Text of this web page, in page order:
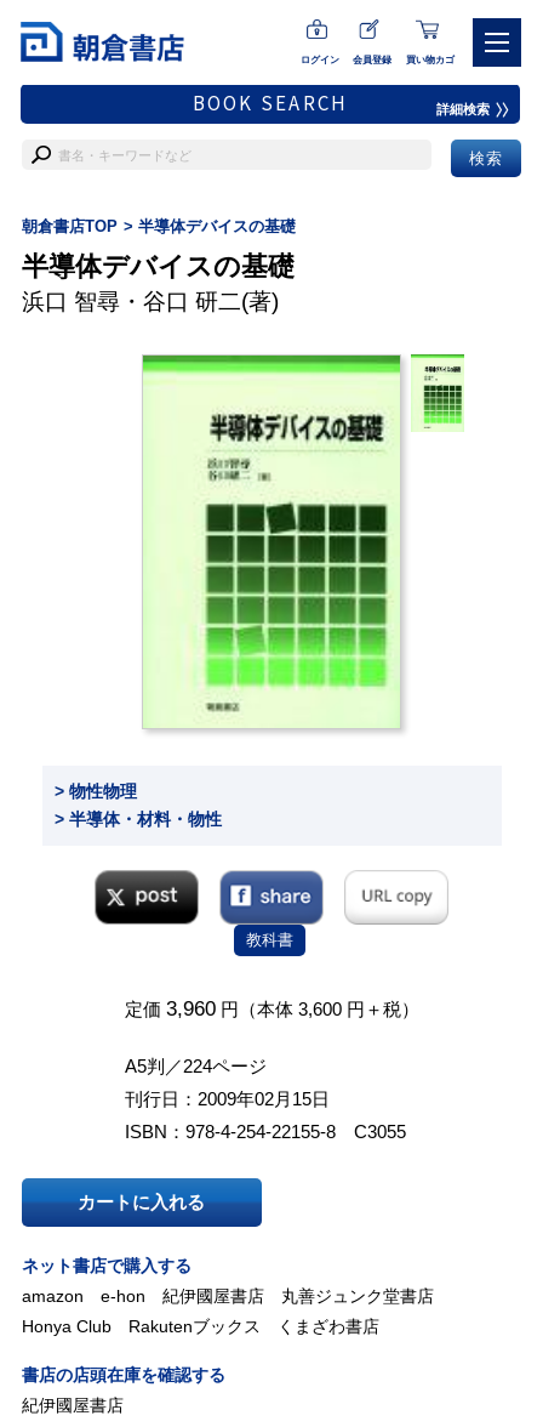
ログイン 会員登録 買い物カゴ
BOOK SEARCH 詳細検索
朝倉書店TOP 半導体デバイスの基礎
半導体デバイスの基礎
浜口 智尋・ 谷口 研二(著)
> 物性物理
> 半導体・材料・物性
教科書
定価 3,960円（本体 3,600 円＋税）
A5判／224ページ
刊行日：2009年02月15日
ISBN：978-4-254-22155-8 C3055
カートに入れる
ネット書店で購入する
amazon
e-hon 紀伊國屋書店
丸善ジュンク堂書店
Honya Club
Rakutenブックス くまざわ書店
書店の店頭在庫を確認する
紀伊國屋書店